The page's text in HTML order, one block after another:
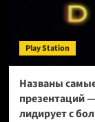
Play Station
Названы
презентаций
лидирует с